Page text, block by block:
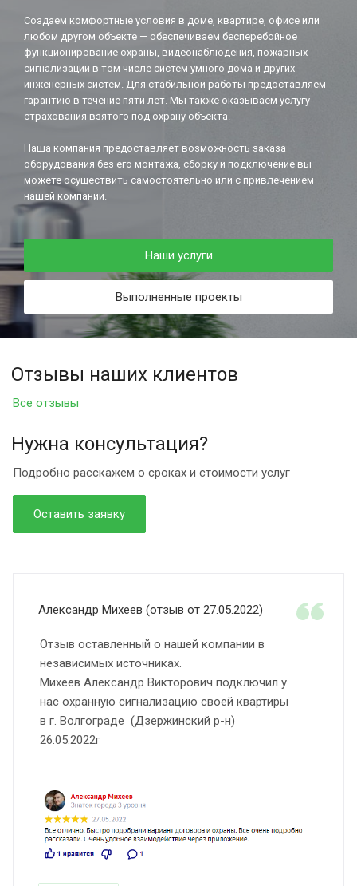
Создаем комфортные условия в доме, квартире, офисе или
любом другом объекте — обеспечиваем бесперебойное
функционирование охраны, видеонаблюдения, пожарных
сигнализаций в том числе систем умного дома и других
инженерных систем. Для стабильной работы предоставляем
гарантию в течение пяти лет. Мы также оказываем услугу
страхования взятого под охрану объекта.
Наша компания предоставляет возможность заказа
оборудования без его монтажа, сборку и подключение вы
можете осуществить самостоятельно или с привлечением
нашей компании.
Наши услуги
Выполненные проекты
Нужна консультация?
Подробно расскажем о сроках и стоимости услуг
Оставить заявку
Все отзывы
Отзывы наших клиентов
Александр Михеев (отзыв от 27.05.2022)
Отзыв оставленный о нашей компании в
независимых источниках.
Михеев Александр Викторович подключил у
нас охранную сигнализацию своей квартиры
в г. Волгограде (Дзержинский р-н)
26.05.2022г